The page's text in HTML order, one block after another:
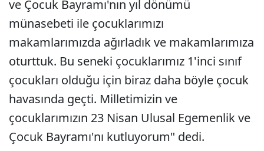
ve Çocuk Bayramı'nın yıl dönümü
münasebeti ile çocuklarımızı
makamlarımızda ağırladık ve makamlarımıza
oturttuk. Bu seneki çocuklarımız 1'inci sınıf
çocukları olduğu için biraz daha böyle çocuk
havasında geçti. Milletimizin ve
çocuklarımızın 23 Nisan Ulusal Egemenlik ve
Çocuk Bayramı'nı kutluyorum" dedi.